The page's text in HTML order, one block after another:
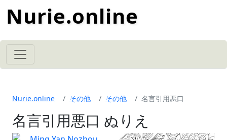
Nurie.online
Nurie.online その他 その他 名言引用悪口
名言引用悪口 ぬりえ